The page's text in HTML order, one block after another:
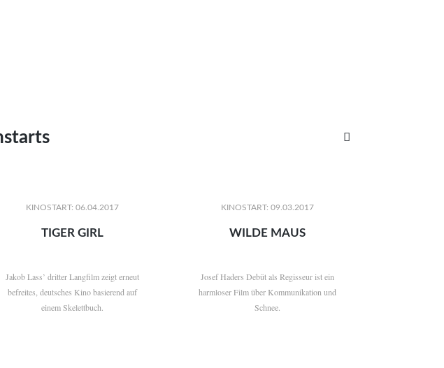

KINOSTART: 06.04.2017
TIGER GIRL
Jakob Lass’ dritter Langfilm zeigt erneut
befreites, deutsches Kino basierend auf
einem Skelettbuch.
KINOSTART: 09.03.2017
WILDE MAUS
Josef Haders Debüt als Regisseur ist ein
harmloser Film über Kommunikation und
Schnee.